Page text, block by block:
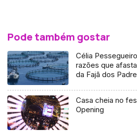
Pode também gostar
Célia
razões que
da Fajã dos
Casa cheia no
Opening